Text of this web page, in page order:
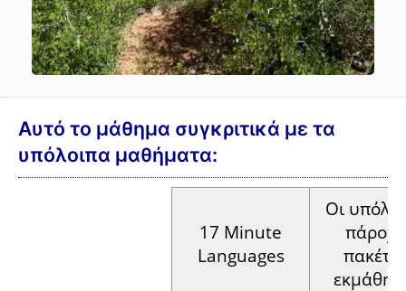
Αυτό το μάθημα συγκριτικά με τα
υπόλοιπα μαθήματα:
17 Minute
Languages
Οι